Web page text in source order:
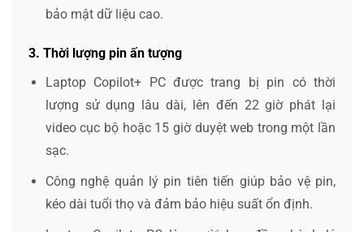
bảo mật dữ liệu cao.
3. Thời lượng pin ấn tượng
Laptop Copilot+ PC được trang bị pin có thời
lượng sử dụng lâu dài, lên đến 22 giờ phát lại
video cục bộ hoặc 15 giờ duyệt web trong một lần
sạc.
Công nghệ quản lý pin tiên tiến giúp bảo vệ pin,
kéo dài tuổi thọ và đảm bảo hiệu suất ổn định.